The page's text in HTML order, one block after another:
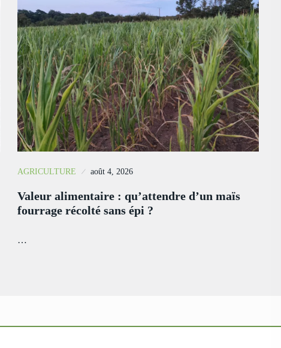
AGRICULTURE août 4, 2026
Valeur alimentaire : qu’attendre d’un maïs
fourrage récolté sans épi ?
…